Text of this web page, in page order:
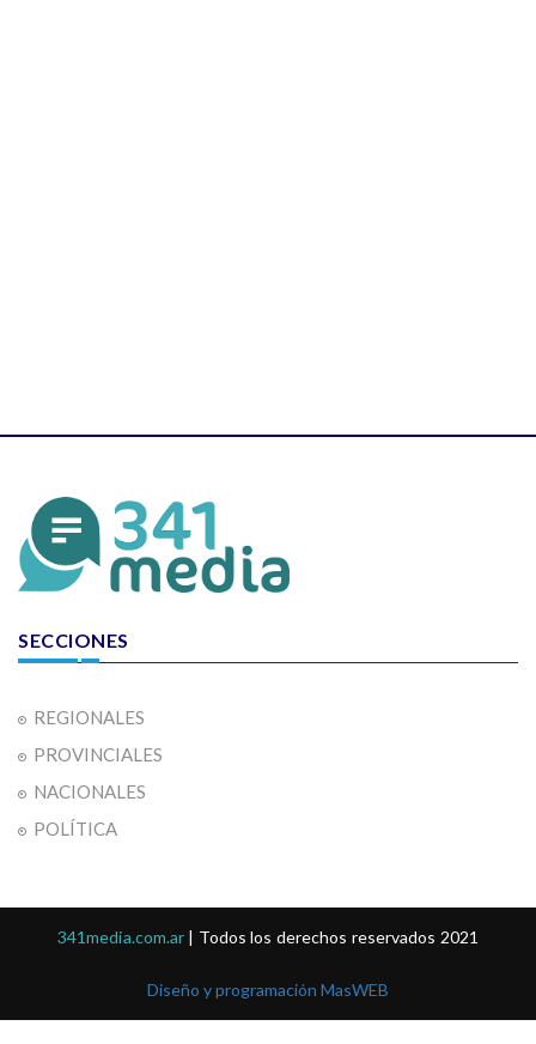
SECCIONES
REGIONALES
PROVINCIALES
NACIONALES
POLÍTICA
341media.com.ar | Todos los derechos reservados 2021
Diseño y programación MasWEB